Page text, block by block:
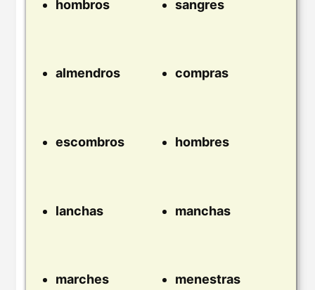
hombros sangres
almendros compras
escombros hombres
lanchas manchas
marches menestras